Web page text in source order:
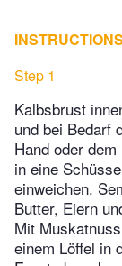
INSTRUCTIONS
Step 1
Kalbsbrust
und bei Bedarf
Hand oder
in eine
einweichen.
Butter, Eiern
Mit
einem Löffel in